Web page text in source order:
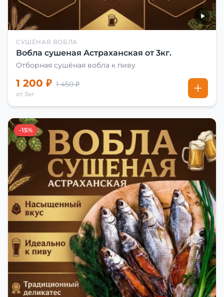
СУШЁНАЯ ВОБЛА
Вобла сушеная Астраханская от 3кг.
Отборная сушёная вобла к пиву
1 200 ₽ 1 450 ₽
от 3кг
-15%